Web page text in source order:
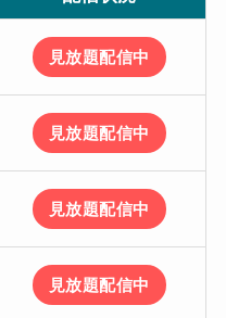
見放題配信中
見放題配信中
見放題配信中
見放題配信中